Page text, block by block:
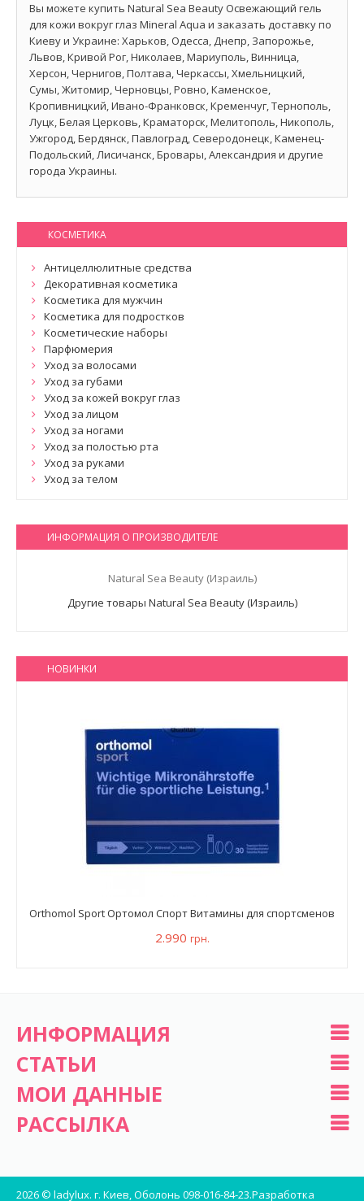
Вы можете купить Natural Sea Beauty Освежающий гель
для кожи вокруг глаз Mineral Aqua и заказать доставку по
Киеву и Украине: Харьков, Одесса, Днепр, Запорожье,
Львов, Кривой Рог, Николаев, Мариуполь, Винница,
Херсон, Чернигов, Полтава, Черкассы, Хмельницкий,
Сумы, Житомир, Черновцы, Ровно, Каменское,
Кропивницкий, Ивано-Франковск, Кременчуг, Тернополь,
Луцк, Белая Церковь, Краматорск, Мелитополь, Никополь,
Ужгород, Бердянск, Павлоград, Северодонецк, Каменец-
Подольский, Лисичанск, Бровары, Александрия и другие
города Украины.
КОСМЕТИКА
Антицеллюлитные средства
Декоративная косметика
Косметика для мужчин
Косметика для подростков
Косметические наборы
Парфюмерия
Уход за волосами
Уход за губами
Уход за кожей вокруг глаз
Уход за лицом
Уход за ногами
Уход за полостью рта
Уход за руками
Уход за телом
ИНФОРМАЦИЯ О ПРОИЗВОДИТЕЛЕ
Natural Sea Beauty (Израиль)
Другие товары Natural Sea Beauty (Израиль)
НОВИНКИ
Orthomol Sport Ортомол Спорт Витамины для спортсменов
2.990 грн.
ИНФОРМАЦИЯ
СТАТЬИ
МОИ ДАННЫЕ
РАССЫЛКА
2026 © ladylux. г. Киев, Оболонь 098-016-84-23.Разработка